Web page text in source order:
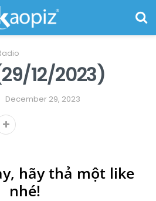
12/2023)
December 29, 2023
hãy thả một like
nhé!